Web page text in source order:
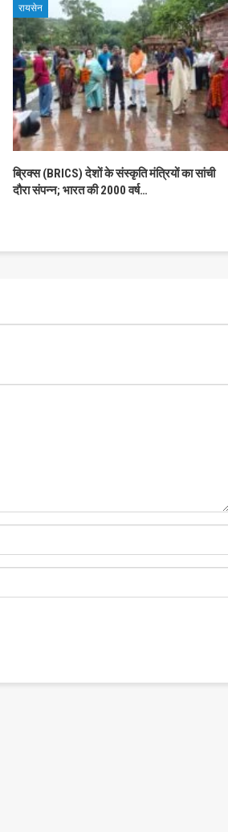
रायसेन
ब्रिक्स (BRICS) देशों के संस्कृति मंत्रियों का सांची
दौरा संपन्न; भारत की 2000 वर्ष…